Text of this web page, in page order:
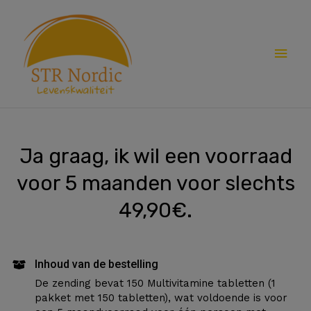
inhoud
Ja graag, ik wil een voorraad
voor 5 maanden voor slechts
49,90€.
Inhoud van de bestelling
De zending bevat 150 Multivitamine tabletten (1
pakket met 150 tabletten), wat voldoende is voor